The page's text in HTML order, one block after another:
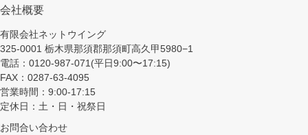
会社概要
有限会社ネットウイング
325-0001 栃木県那須郡那須町高久甲5980−1
電話：0120-987-071(平日9:00〜17:15)
FAX：0287-63-4095
営業時間：9:00-17:15
定休日：土・日・祝祭日
お問合い合わせ